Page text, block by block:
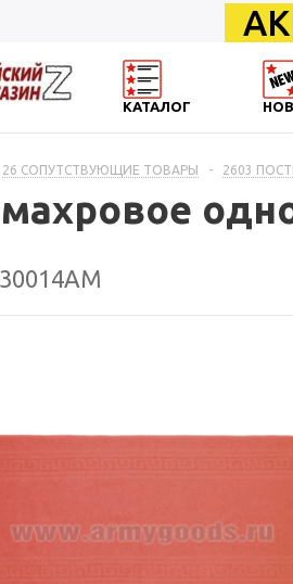
КАТАЛОГ
26 СОПУТСТВУЮЩИЕ ТОВАРЫ - 2603